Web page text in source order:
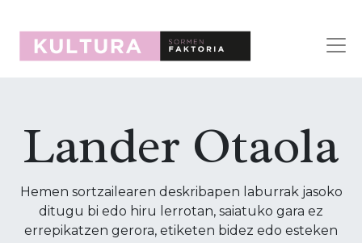
Lander Otaola
Hemen sortzailearen deskribapen laburrak jasoko
ditugu bi edo hiru lerrotan, saiatuko gara ez
errepikatzen gerora, etiketen bidez edo esteken